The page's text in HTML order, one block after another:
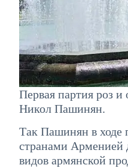
Первая партия роз
Никол Пашинян.
Так Пашинян в ходе
странами Арменией
видов армянской